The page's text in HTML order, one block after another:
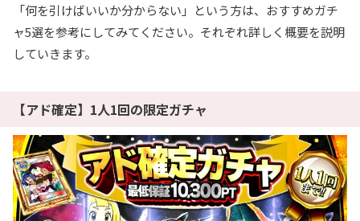
オリくじ公式サイトを見る
TORAオリパ
1周年記念イベント開催中！
新規登録限定で最大90％OFF
新規限定5種類のアド確が引ける
還元率110%超の限定ガチャが引ける！
TORAオリパ公式サイトを見る
「何を引けばいいか分からない」という方は、おすすめガチ
ャ5選を参考にしてみてください。それぞれ詳しく概要を説明
していきます。
【アド確定】1人1回の限定ガチャ